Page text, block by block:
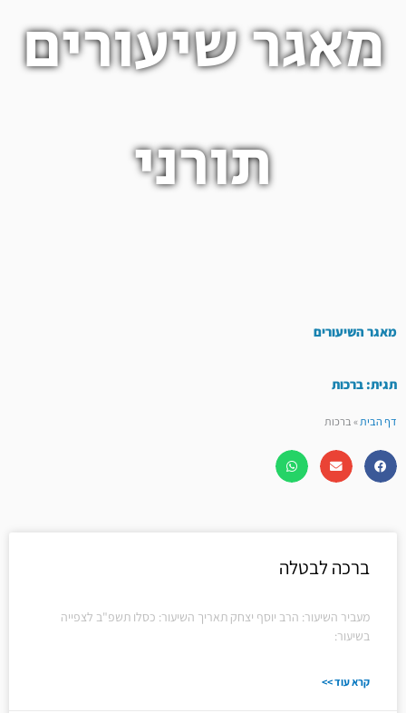
מאגר שיעורים
תורני
מאגר השיעורים
תגית: ברכות
דף הבית»ברכות
ברכה לבטלה
מעביר השיעור: הרב יוסף יצחק תאריך השיעור: כסלו תשפ"ב לצפייה
בשיעור:
קרא עוד >>